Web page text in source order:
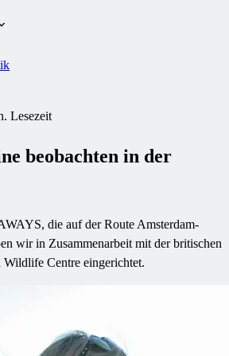
Lesezeit
beobachten in der
die auf der Route Amsterdam-
wir in Zusammenarbeit mit der britischen
Centre eingerichtet.